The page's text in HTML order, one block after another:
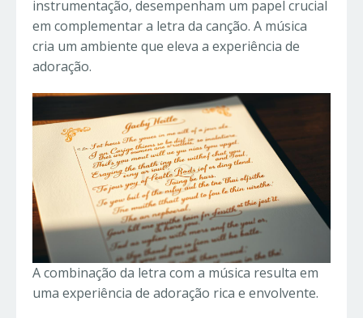
instrumentação, desempenham um papel crucial
em complementar a letra da canção. A música
cria um ambiente que eleva a experiência de
adoração.
A combinação da letra com a música resulta em
uma experiência de adoração rica e envolvente.